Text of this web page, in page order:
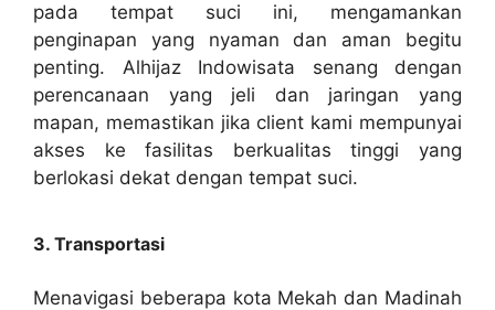
pada tempat suci ini, mengamankan
penginapan yang nyaman dan aman begitu
penting. Alhijaz Indowisata senang dengan
perencanaan yang jeli dan jaringan yang
mapan, memastikan jika client kami mempunyai
akses ke fasilitas berkualitas tinggi yang
berlokasi dekat dengan tempat suci.
3. Transportasi
Menavigasi beberapa kota Mekah dan Madinah